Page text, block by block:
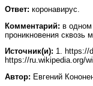
Ответ: коронавирус.
Комментарий: в одном
проникновения сквозь
Источник(и): 1. https://
https://ru.wikipedia.org/
Автор: Евгений